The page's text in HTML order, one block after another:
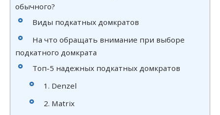
обычного?
Виды подкатных домкратов
На что обращать внимание при выборе
подкатного домкрата
Топ-5 надежных подкатных домкратов
1. Denzel
2. Matrix